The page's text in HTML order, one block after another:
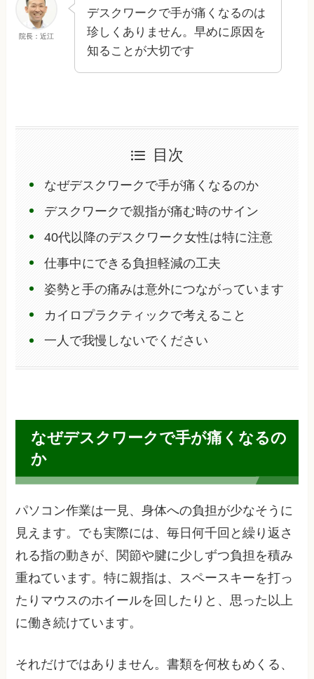
院長：近江
デスクワークで手が痛くなるのは
珍しくありません。早めに原因を
知ることが大切です
目次
なぜデスクワークで手が痛くなるのか
デスクワークで親指が痛む時のサイン
40代以降のデスクワーク女性は特に注意
仕事中にできる負担軽減の工夫
姿勢と手の痛みは意外につながっています
カイロプラクティックで考えること
一人で我慢しないでください
なぜデスクワークで手が痛くなるの
か
パソコン作業は一見、身体への負担が少なそうに
見えます。でも実際には、毎日何千回と繰り返さ
れる指の動きが、関節や腱に少しずつ負担を積み
重ねています。特に親指は、スペースキーを打っ
たりマウスのホイールを回したりと、思った以上
に働き続けています。
それだけではありません。書類を何枚もめくる、